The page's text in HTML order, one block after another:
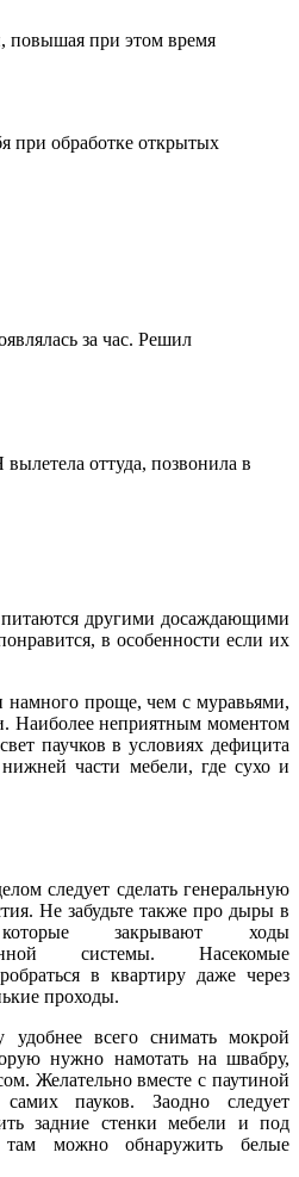
повышая при этом время
при обработке открытых
за час. Решил
оттуда, позвонила в
другими досаждающими
в особенности если их
проще, чем с муравьями,
Наиболее неприятным моментом
паучков в условиях дефицита
части мебели, где сухо и
следует сделать генеральную
Не забудьте также про дыры в
закрывают ходы
системы. Насекомые
в квартиру даже через
проходы.
всего снимать мокрой
нужно намотать на швабру,
Желательно вместе с паутиной
пауков. Заодно следует
задние стенки мебели и под
там можно обнаружить белые